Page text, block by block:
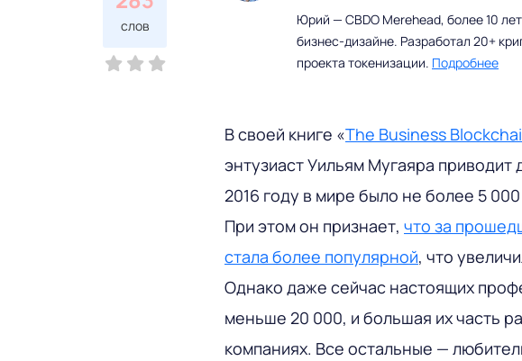
слов
Юрий — CBDO Merehead, более 10
бизнес-дизайне. Разработал 20+
проекта токенизации. Подробнее
В своей книге «The Business
энтузиаст Уильям Мугаяра
2016 году в мире было не более 5 000
При этом он признает, что за
стала более популярной, что
Однако даже сейчас настоящих
меньше 20 000, и большая их часть
компаниях. Все остальные —